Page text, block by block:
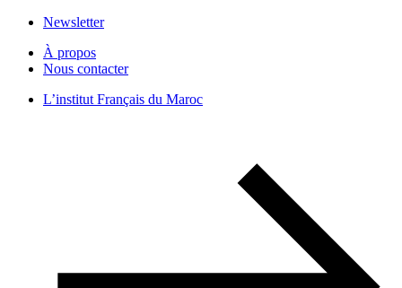
Newsletter
À propos
Nous contacter
L’institut Français du Maroc